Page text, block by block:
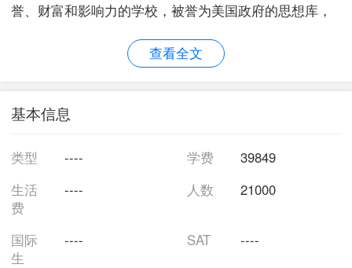
誉、财富和影响力的学校，被誉为美国政府的思想库，
其商学院案例教学也盛名远播。在世界各报刊以及研究
机构的排行榜中，哈佛大学经常排世界第一。
查看全文
基本信息
类型 ---- 学费
39849
生活
费
---- 人数 21000
国际
生
---- SAT ----